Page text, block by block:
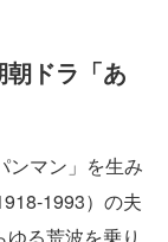
ドラ「あ
ンマン」を生み
1993）の夫
る荒波を乗り